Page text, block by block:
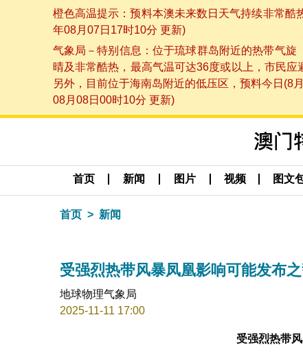
橙色高温提示：预料本澳未来数日天气持续非常
年08月07日17时10分 更新)
气象局－特别信息：位于琉球群岛附近的热带气
晴及非常酷热，最高气温可达36度或以上，市民
另外，目前位于海南岛附近的低压区，预料今日(8
08月08日00时10分 更新)
首页 新闻 图片 视频 图文
首页 新闻
受强烈热带风暴凤凰影响可能发布
地球物理气象局
2025-11-11 17:00
受强烈热带